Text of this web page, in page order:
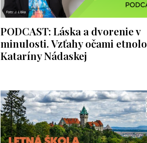
PODCAST: Láska a dvorenie v
minulosti. Vzťahy očami
Kataríny Nádaskej